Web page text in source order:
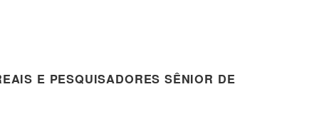
E PESQUISADORES SÊNIOR DE